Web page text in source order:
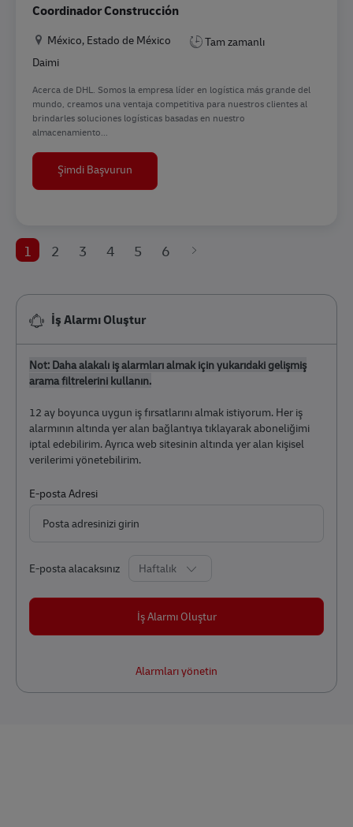
Coordinador Construcción
Konum
México, Estado de México
Tam zamanlı
Daimi
Acerca de DHL. Somos la empresa líder en logística más grande del
mundo, creamos una ventaja competitiva para nuestros clientes al
brindarles soluciones logísticas basadas en nuestro
almacenamiento...
Şimdi Başvurun
1 2 3 4 5 6
İş Alarmı Oluştur
Not: Daha alakalı iş alarmları almak için yukarıdaki gelişmiş
arama filtrelerini kullanın.
12 ay boyunca uygun iş fırsatlarını almak istiyorum. Her iş
alarmının altında yer alan bağlantıya tıklayarak aboneliğimi
iptal edebilirim. Ayrıca web sitesinin altında yer alan kişisel
verilerimi yönetebilirim.
E-posta AdresiRequired
E-posta alacaksınızRequired
İş Alarmı Oluştur
Alarmları yönetin